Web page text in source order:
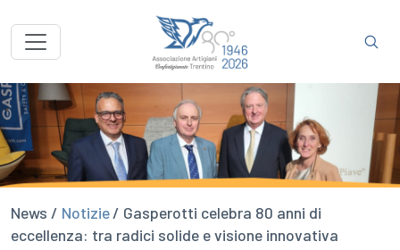
News / Notizie/ Gasperotti celebra 80 anni di
eccellenza: tra radici solide e visione innovativa